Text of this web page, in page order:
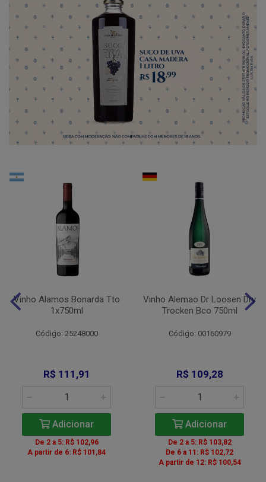
Vinho Alamos Bonarda Tto
1x750ml
Código: 25248000
R$ 111,91
Adicionar
De 2 a 5: R$ 102,96
A partir de 6: R$ 101,84
Vinho Alemao Dr Loosen Dry
Trocken Bco 750ml
Código: 00160979
R$ 109,28
Adicionar
De 2 a 5: R$ 103,82
De 6 a 11: R$ 102,72
A partir de 12: R$ 100,54